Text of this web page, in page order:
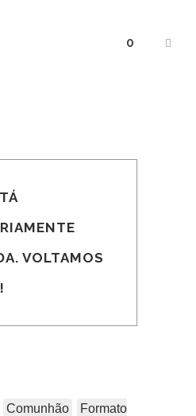
0
VOLTAMOS
Comunhão
Formato